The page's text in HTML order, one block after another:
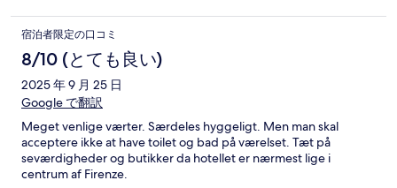
宿泊者限定の口コミ
8/10 (とても良い)
2025 年 9 月 25 日
Google で翻訳
Meget venlige værter. Særdeles hyggeligt. Men man skal
acceptere ikke at have toilet og bad på værelset. Tæt på
seværdigheder og butikker da hotellet er nærmest lige i
centrum af Firenze.